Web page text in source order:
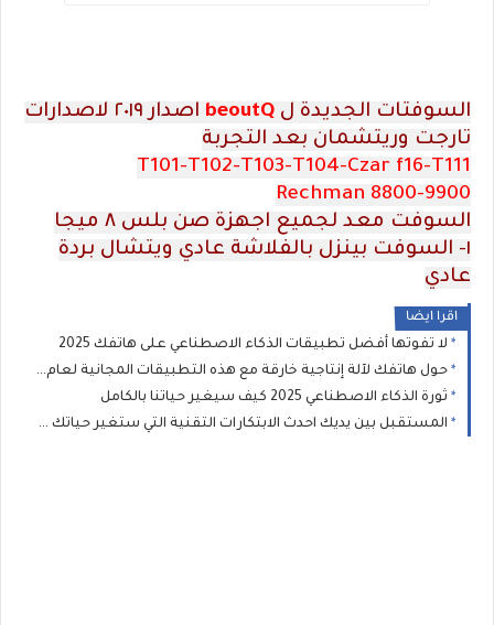
السوفتات الجديدة ل beoutQ
اصدار ٢٠١٩ لاصدارات
تارجت وريتشمان بعد التجربة
T101-T102-T103-T104-Czar f16-T111
Rechman 8800-9900
السوفت معد لجميع اجهزة صن بلس ٨ ميجا
١- السوفت بينزل بالفلاشة عادي ويتشال بردة
عادي
اقرا ايضا
لا تفوتها أفضل تطبيقات الذكاء الاصطناعي على هاتفك 2025
حول هاتفك لآلة إنتاجية خارقة مع هذه التطبيقات المجانية لعام 2025
ثورة الذكاء الاصطناعي 2025 كيف سيغير حياتنا بالكامل
المستقبل بين يديك احدث الابتكارات التقنية التي ستغير حياتك في 2025